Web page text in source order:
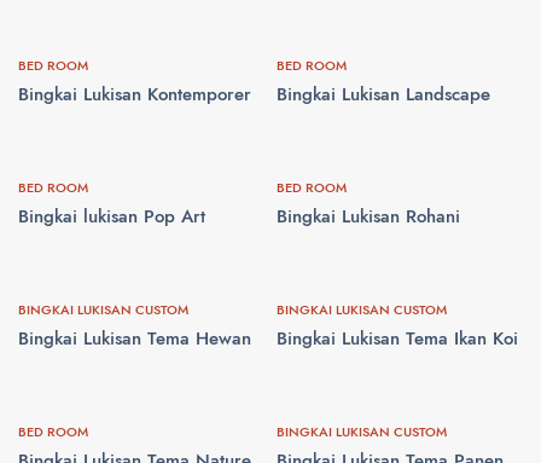
BED ROOM
Bingkai Lukisan Kontemporer
BED ROOM
Bingkai Lukisan Landscape
BED ROOM
Bingkai lukisan Pop Art
BED ROOM
Bingkai Lukisan Rohani
BINGKAI LUKISAN CUSTOM
Bingkai Lukisan Tema Hewan
BINGKAI LUKISAN CUSTOM
Bingkai Lukisan Tema Ikan Koi
BED ROOM BINGKAI LUKISAN CUSTOM